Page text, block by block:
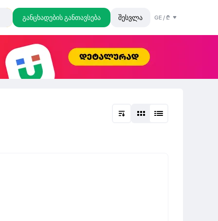
განცხადების განთავსება შესვლა GE /₾